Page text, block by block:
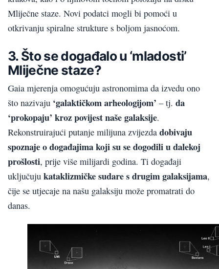
Mliječne staze. Novi podatci mogli bi pomoći u
otkrivanju spiralne strukture s boljom jasnoćom.
3. Što se događalo u ‘mladosti’
Mliječne staze?
Gaia mjerenja omogućuju astronomima da izvedu ono
što nazivaju ‘galaktičkom arheologijom’ – tj. da
‘prokopaju’ kroz povijest naše galaksije.
Rekonstruirajući putanje milijuna zvijezda dobivaju
spoznaje o događajima koji su se dogodili u dalekoj
prošlosti, prije više milijardi godina. Ti događaji
uključuju kataklizmičke sudare s drugim galaksijama,
čije se utjecaje na našu galaksiju može promatrati do
danas.